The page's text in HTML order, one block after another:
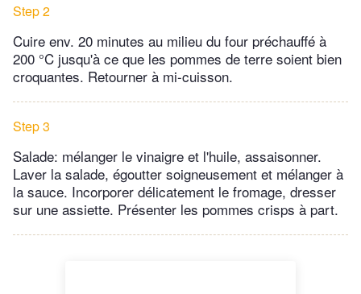
Step 2
Cuire env. 20 minutes au milieu du four préchauffé à
200 °C jusqu'à ce que les pommes de terre soient bien
croquantes. Retourner à mi-cuisson.
Step 3
Salade: mélanger le vinaigre et l'huile, assaisonner.
Laver la salade, égoutter soigneusement et mélanger à
la sauce. Incorporer délicatement le fromage, dresser
sur une assiette. Présenter les pommes crisps à part.